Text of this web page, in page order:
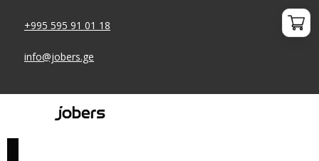
+995 595 91 01 18
info@jobers.ge